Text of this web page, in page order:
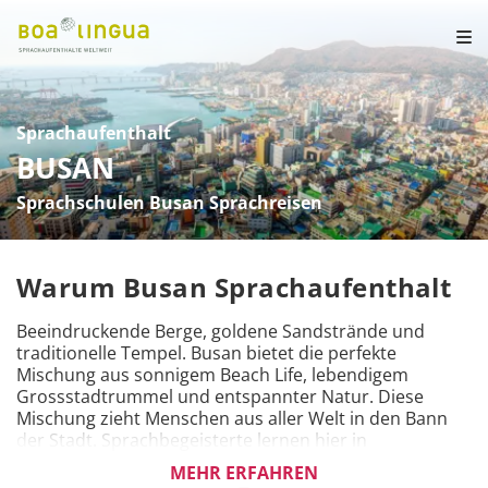
Sprachaufenthalt
BUSAN
Sprachschulen Busan Sprachreisen
Warum Busan Sprachaufenthalt
Beeindruckende Berge, goldene Sandstrände und
traditionelle Tempel. Busan bietet die perfekte
Mischung aus sonnigem Beach Life, lebendigem
Grossstadtrummel und entspannter Natur. Diese
Mischung zieht Menschen aus aller Welt in den Bann
der Stadt. Sprachbegeisterte lernen hier in
renommierten Sprachschulen die Sprache und Kultur
MEHR ERFAHREN